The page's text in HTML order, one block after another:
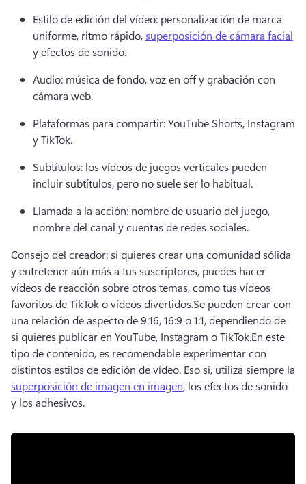
Estilo de edición del vídeo: personalización de marca
uniforme, ritmo rápido, superposición de cámara facial
y efectos de sonido.
Audio: música de fondo, voz en off y grabación con
cámara web.
Plataformas para compartir: YouTube Shorts, Instagram
y TikTok.
Subtítulos: los vídeos de juegos verticales pueden
incluir subtítulos, pero no suele ser lo habitual.
Llamada a la acción: nombre de usuario del juego,
nombre del canal y cuentas de redes sociales.
Consejo del creador: si quieres crear una comunidad sólida
y entretener aún más a tus suscriptores, puedes hacer
vídeos de reacción sobre otros temas, como tus vídeos
favoritos de TikTok o vídeos divertidos.Se pueden crear con
una relación de aspecto de 9:16, 16:9 o 1:1, dependiendo de
si quieres publicar en YouTube, Instagram o TikTok.En este
tipo de contenido, es recomendable experimentar con
superposición de imagen en imagen, los efectos de sonido
y los adhesivos.